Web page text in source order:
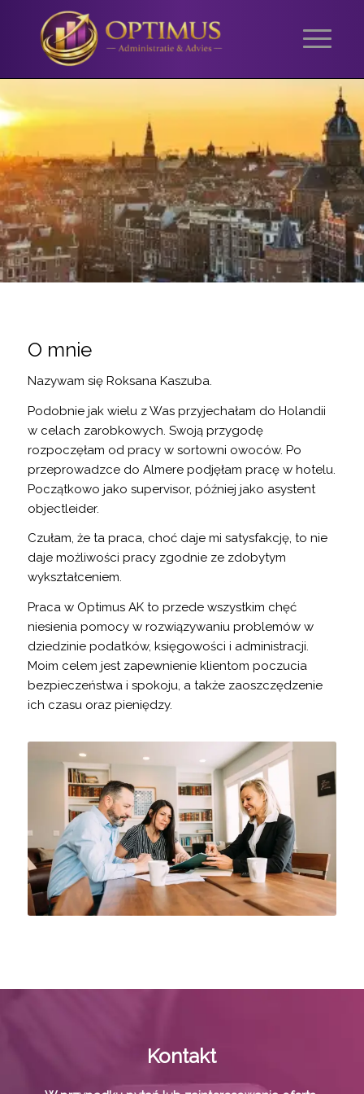
O mnie
Nazywam się Roksana Kaszuba.
Podobnie jak wielu z Was przyjechałam do Holandii
w celach zarobkowych. Swoją przygodę
rozpoczęłam od pracy w sortowni owoców. Po
przeprowadzce do Almere podjęłam pracę w hotelu.
Początkowo jako supervisor, później jako asystent
objectleider.
Czułam, że ta praca, choć daje mi satysfakcję, to nie
daje możliwości pracy zgodnie ze zdobytym
wykształceniem.
Praca w Optimus AK to przede wszystkim chęć
niesienia pomocy w rozwiązywaniu problemów w
dziedzinie podatków, księgowości i administracji.
Moim celem jest zapewnienie klientom poczucia
bezpieczeństwa i spokoju, a także zaoszczędzenie
ich czasu oraz pieniędzy.
Kontakt